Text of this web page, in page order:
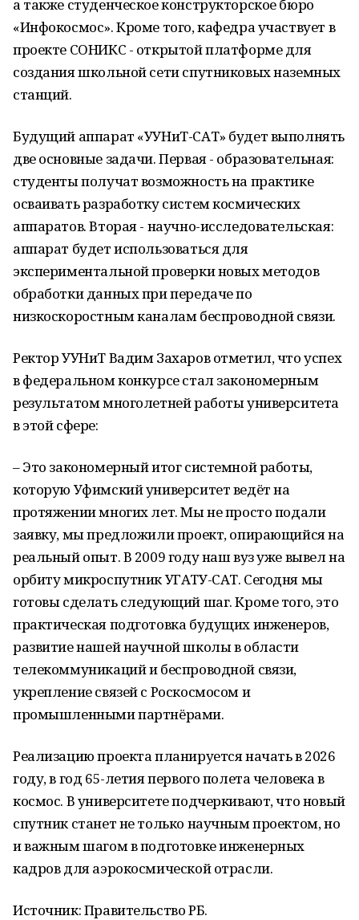
а также студенческое конструкторское бюро
«Инфокосмос». Кроме того, кафедра участвует в
проекте СОНИКС - открытой платформе для
создания школьной сети спутниковых наземных
станций.
Будущий аппарат «УУНиТ-САТ» будет выполнять
две основные задачи. Первая - образовательная:
студенты получат возможность на практике
осваивать разработку систем космических
аппаратов. Вторая - научно-исследовательская:
аппарат будет использоваться для
экспериментальной проверки новых методов
обработки данных при передаче по
низкоскоростным каналам беспроводной связи.
Ректор УУНиТ Вадим Захаров отметил, что успех
в федеральном конкурсе стал закономерным
результатом многолетней работы университета
в этой сфере:
– Это закономерный итог системной работы,
которую Уфимский университет ведёт на
протяжении многих лет. Мы не просто подали
заявку, мы предложили проект, опирающийся на
реальный опыт. В 2009 году наш вуз уже вывел на
орбиту микроспутник УГАТУ-САТ. Сегодня мы
готовы сделать следующий шаг. Кроме того, это
практическая подготовка будущих инженеров,
развитие нашей научной школы в области
телекоммуникаций и беспроводной связи,
укрепление связей с Роскосмосом и
промышленными партнёрами.
Реализацию проекта планируется начать в 2026
году, в год 65-летия первого полета человека в
космос. В университете подчеркивают, что новый
спутник станет не только научным проектом, но
и важным шагом в подготовке инженерных
кадров для аэрокосмической отрасли.
Источник: Правительство РБ.